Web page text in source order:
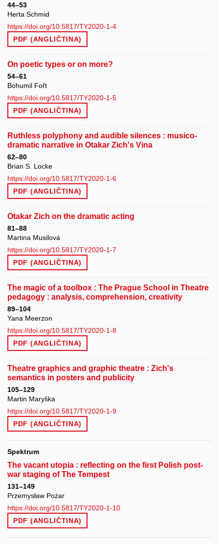
44–53
Herta Schmid
https://doi.org/10.5817/TY2020-1-4
PDF (ANGLIČTINA)
On poetic types or on more?
54–61
Bohumil Fořt
https://doi.org/10.5817/TY2020-1-5
PDF (ANGLIČTINA)
Ruthless polyphony and audible silences : musico-
dramatic narrative in Otakar Zich's Vina
62–80
Brian S. Locke
https://doi.org/10.5817/TY2020-1-6
PDF (ANGLIČTINA)
Otakar Zich on the dramatic acting
81–88
Martina Musilová
https://doi.org/10.5817/TY2020-1-7
PDF (ANGLIČTINA)
The magic of a toolbox : The Prague School in Theatre
pedagogy : analysis, comprehension, creativity
89–104
Yana Meerzon
https://doi.org/10.5817/TY2020-1-8
PDF (ANGLIČTINA)
Theatre graphics and graphic theatre : Zich's
semantics in posters and publicity
105–129
Martin Maryška
https://doi.org/10.5817/TY2020-1-9
PDF (ANGLIČTINA)
Spektrum
The vacant utopia : reflecting on the first Polish post-
war staging of The Tempest
131–149
Przemysław Pożar
https://doi.org/10.5817/TY2020-1-10
PDF (ANGLIČTINA)